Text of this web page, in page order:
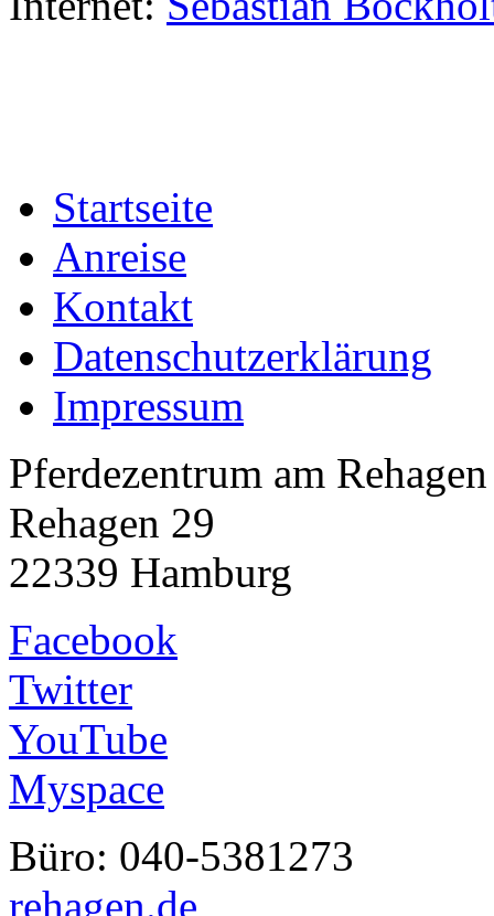
Startseite
Anreise
Kontakt
Datenschutzerklärung
Impressum
Pferdezentrum am Rehagen
Rehagen 29
22339 Hamburg
Facebook
Twitter
YouTube
Myspace
Büro: 040-
rehagen.de